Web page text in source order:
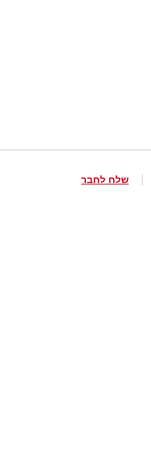
שלח לחבר